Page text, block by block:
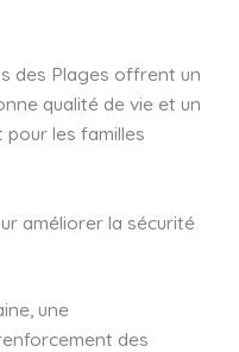
des Plages offrent un
qualité de vie et un
les familles
améliorer la sécurité
une
des